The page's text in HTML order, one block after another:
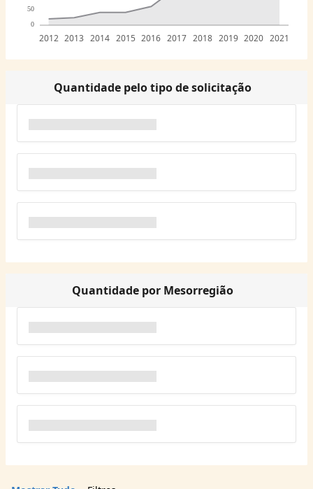
0
50
2012 2013 2014 2015 2016 2017 2018 2019 2020 2021
Quantidade pelo tipo de solicitação
Quantidade por Mesorregião